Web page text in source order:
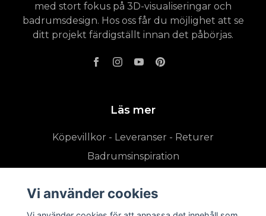
med stort fokus på 3D-visualiseringar och
badrumsdesign. Hos oss får du möjlighet att se
ditt projekt färdigställt innan det påbörjas.
Läs mer
Köpevillkor - Leveranser - Returer
Badrumsinspiration
Vi använder cookies